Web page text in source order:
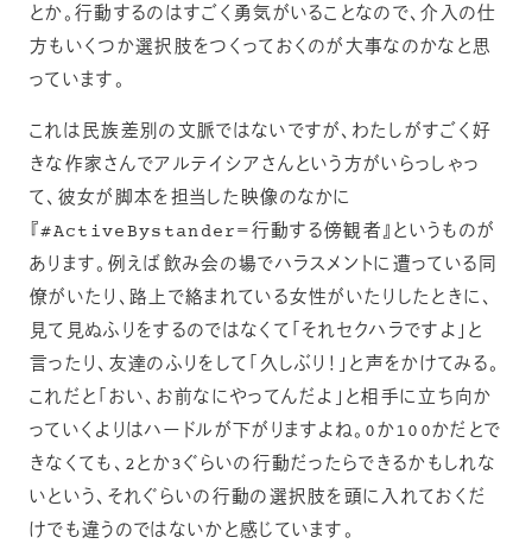
とか。行動するのはすごく勇気がいることなので、介入の仕
方もいくつか選択肢をつくっておくのが大事なのかなと思
っています。
これは民族差別の文脈ではないですが、わたしがすごく好
きな作家さんでアルテイシアさんという方がいらっしゃっ
て、彼女が脚本を担当した映像のなかに
『#ActiveBystander＝行動する傍観者』というものが
あります。例えば飲み会の場でハラスメントに遭っている同
僚がいたり、路上で絡まれている女性がいたりしたときに、
見て見ぬふりをするのではなくて「それセクハラですよ」と
言ったり、友達のふりをして「久しぶり！」と声をかけてみる。
これだと「おい、お前なにやってんだよ」と相手に立ち向か
っていくよりはハードルが下がりますよね。0か100かだとで
きなくても、2とか3ぐらいの行動だったらできるかもしれな
いという、それぐらいの行動の選択肢を頭に入れておくだ
けでも違うのではないかと感じています。